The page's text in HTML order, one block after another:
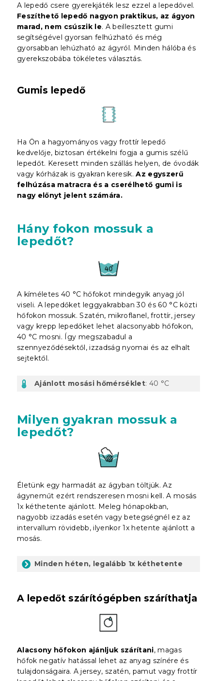
A lepedő csere gyerekjáték lesz ezzel a lepedővel.
Feszíthető lepedő nagyon praktikus, az ágyon
marad, nem csúszik le. A beillesztett gumi
segítségével gyorsan felhúzható és még
gyorsabban lehúzható az ágyról. Minden hálóba és
gyerekszobába tökéletes választás.
Gumis lepedő
Ha Ön a hagyományos vagy frottír lepedő
kedvelője, biztosan értékelni fogja a gumis szélű
lepedőt. Keresett minden szállás helyen, de óvodák
vagy kórházak is gyakran keresik. Az egyszerű
felhúzása matracra és a cserélhető gumi is
nagy előnyt jelent számára.
Hány fokon mossuk a
lepedőt?
A kíméletes 40 °C hőfokot mindegyik anyag jól
viseli. A lepedőket leggyakrabban 30 és 60 °C közti
hőfokon mossuk. Szatén, mikroflanel, frottír, jersey
vagy krepp lepedőket lehet alacsonyabb hőfokon,
40 °C mosni. Így megszabadul a
szennyeződésektől, izzadság nyomai és az elhalt
sejtektől.
Ajánlott mosási hőmérséklet: 40 °C
Milyen gyakran mossuk a
lepedőt?
Életünk egy harmadát az ágyban töltjük. Az
ágyneműt ezért rendszeresen mosni kell. A mosás
1x kéthetente ajánlott. Meleg hónapokban,
nagyobb izzadás esetén vagy betegségnél ez az
intervallum rövidebb, ilyenkor 1x hetente ajánlott a
mosás.
Minden héten, legalább 1x kéthetente
A lepedőt szárítógépben száríthatja
Alacsony hőfokon ajánljuk szárítani, magas
hőfok negatív hatással lehet az anyag színére és
tulajdonságaira. A jersey, szatén, pamut vagy frottír